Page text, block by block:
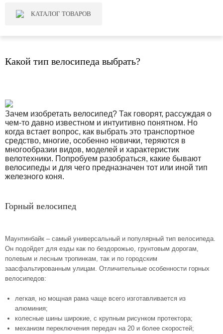
КАТАЛОГ ТОВАРОВ
Какой тип велосипеда выбрать?
Зачем изобретать велосипед? Так говорят, рассуждая о
чем-то давно известном и интуитивно понятном. Но
когда встает вопрос, как выбрать это транспортное
средство, многие, особенно новички, теряются в
многообразии видов, моделей и характеристик
велотехники. Попробуем разобраться, какие бывают
велосипеды и для чего предназначен тот или иной тип
железного коня.
Горный велосипед
Маунтинбайк – самый универсальный и популярный тип велосипеда.
Он подойдет для езды как по бездорожью, грунтовым дорогам,
полевым и лесным тропинкам, так и по городским
заасфальтированным улицам. Отличительные особенности горных
велосипедов:
легкая, но мощная рама чаще всего изготавливается из
алюминия;
колесные шины широкие, с крупным рисунком протектора;
механизм переключения передач на 20 и более скоростей;